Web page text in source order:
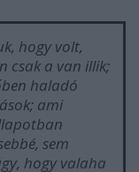
hogy volt,
csak a van illik;
haladó
ami
sem
hogy valaha